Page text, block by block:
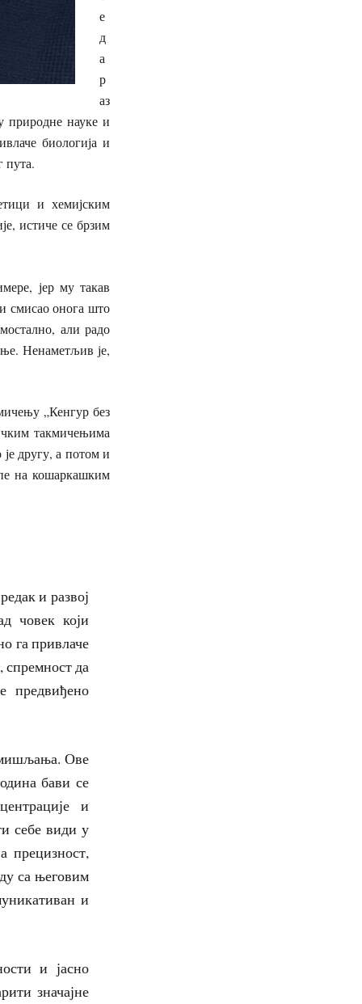
е
д
а
р
аз
природне науке и
биологија и
пута.
и хемијским
истиче се брзим
јер му такав
смисао онога што
али радо
Ненаметљив је,
„Кенгур без
такмичењима
другу, а потом и
на кошаркашким
и развој
човек који
га привлаче
спремност да
предвиђено
Ове
бави се
и
себе види у
прецизност,
са његовим
и
и јасно
значајне